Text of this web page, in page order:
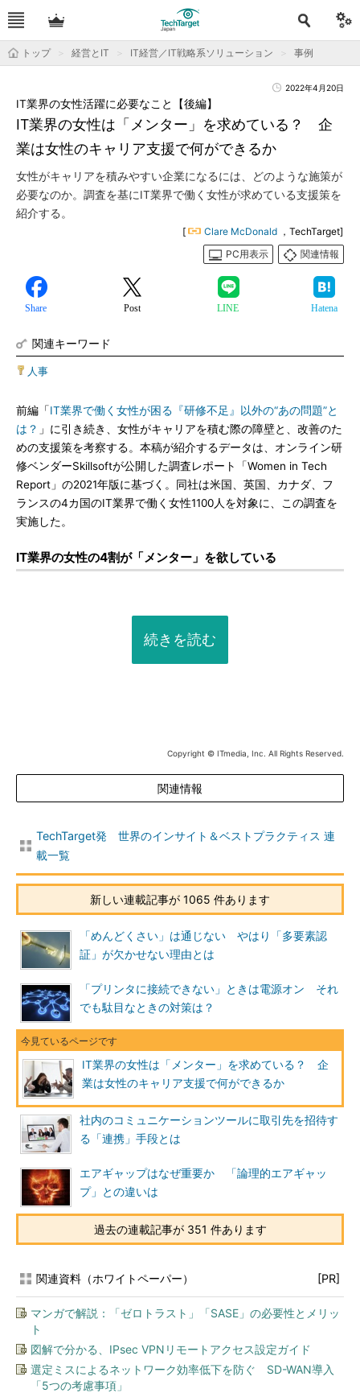
トップ 経営とIT IT経営／IT戦略系ソリューション 事例
2022年4月20日
IT業界の女性は「メンター」を求めている？ 企
業は女性のキャリア支援で何ができるか
IT業界の女性活躍に必要なこと【後編】
女性がキャリアを積みやすい企業になるには、どのような施策が
必要なのか。調査を基にIT業界で働く女性が求めている支援策を
紹介する。
[ Clare McDonald ，TechTarget]
PC用表示
関連情報
Share Post LINE Hatena
関連キーワード
人事
前編「IT業界で働く女性が困る『研修不足』以外の“あの問題”と
は？ 」に引き続き、女性がキャリアを積む際の障壁と、改善のた
めの支援策を考察する。本稿が紹介するデータは、オンライン研
修ベンダーSkillsoftが公開した調査レポート「Women in Tech
Report」の2021年版に基づく。同社は米国、英国、カナダ、フ
ランスの4カ国のIT業界で働く女性1100人を対象に、この調査を
実施した。
IT業界の女性の4割が「メンター」を欲している
続きを読む
Copyright © ITmedia, Inc. All Rights Reserved.
関連情報
TechTarget発 世界のインサイト＆ベストプラクティス 連
載一覧
新しい連載記事が 1065 件あります
「めんどくさい」は通じない やはり「多要素認
証」が欠かせない理由とは
「プリンタに接続できない」ときは電源オン それ
でも駄目なときの対策は？
IT業界の女性は「メンター」を求めている？ 企
業は女性のキャリア支援で何ができるか
社内のコミュニケーションツールに取引先を招待す
る「連携」手段とは
エアギャップはなぜ重要か 「論理的エアギャッ
プ」との違いは
過去の連載記事が 351 件あります
関連資料（ホワイトペーパー） [PR]
マンガで解説：「ゼロトラスト」「SASE」の必要性とメリッ
ト
図解で分かる、IPsec VPNリモートアクセス設定ガイド
選定ミスによるネットワーク効率低下を防ぐ SD-WAN導入
「5つの考慮事項」